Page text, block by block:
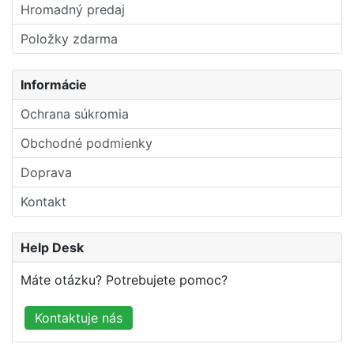
Hromadný predaj
Položky zdarma
Informácie
Ochrana súkromia
Obchodné podmienky
Doprava
Kontakt
Help Desk
Máte otázku? Potrebujete pomoc?
Kontaktuje nás